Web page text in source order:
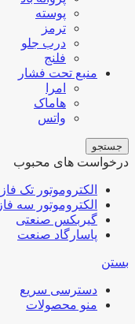
پوسته
ترمز
درب جلو
فلنج
منبع تحت فشار
امرا
هاماک
واتس
جستجو
درخواست های محبوب
الکتروموتور تک فاز
الکتروموتور سه فاز
گیربکس صنعتی
پاسارگاد صنعت
بستن
دسترسی سریع
منو محصولات